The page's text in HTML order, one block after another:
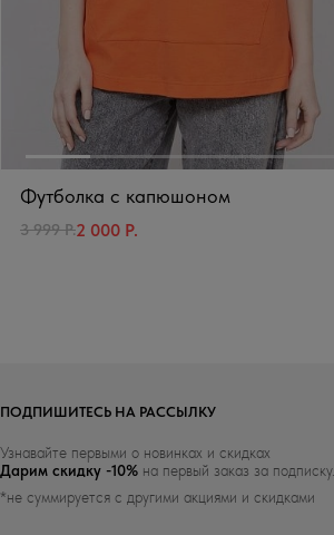
Футболка с капюшоном
3 999 Р.2 000 Р.
ПОДПИШИТЕСЬ НА РАССЫЛКУ
Узнавайте первыми о новинках и скидках
Дарим скидку -10% на первый заказ за подписку.
*не суммируется с другими акциями и скидками